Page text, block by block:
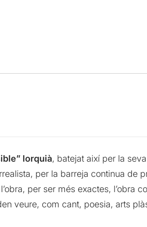
lorquià, batejat així per la
per la barreja continua de
per ser més exactes, l’obra
veure, com cant, poesia, arts